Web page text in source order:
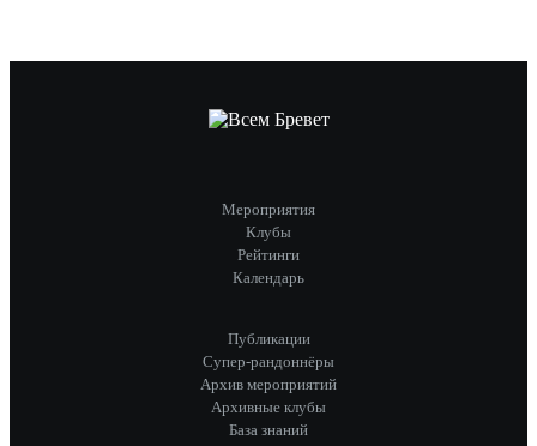
Мероприятия
Клубы
Рейтинги
Календарь
Публикации
Супер-рандоннёры
Архив мероприятий
Архивные клубы
База знаний